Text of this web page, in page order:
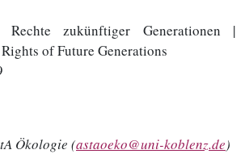
zukünftiger Generationen |
of Future Generations
Ökologie (astaoeko@uni-koblenz.de)